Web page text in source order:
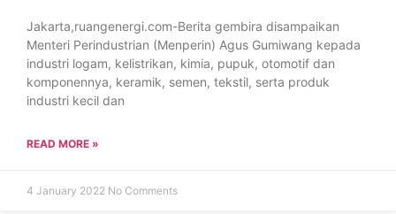
Jakarta,ruangenergi.com-Berita gembira disampaikan
Menteri Perindustrian (Menperin) Agus Gumiwang kepada
industri logam, kelistrikan, kimia, pupuk, otomotif dan
komponennya, keramik, semen, tekstil, serta produk
industri kecil dan
READ MORE »
4 January 2022 No Comments